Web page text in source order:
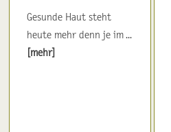
Gesunde Haut steht
heute mehr denn je im ...
[mehr]